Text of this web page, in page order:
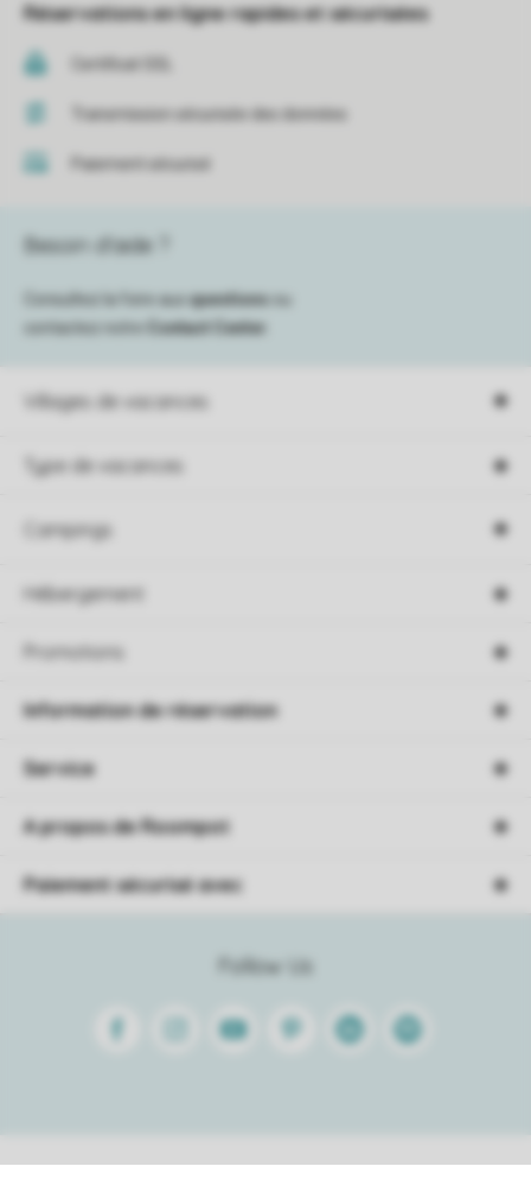
Réservations en ligne rapides et sécurisées
Certificat SSL
Transmission sécurisée des données
Paiement sécurisé
Villages de vacances
Type de vacances
Campings
Hébergement
Promotions
Besoin d’aide ?
Consultez la foire aux questions
contactez notre
Contact Center
Follow Us
FacebookInstagramYoutube PinterestLinkedinSpotify
Information de réservation
Service
A propos de Roompot
Paiement sécurisé avec